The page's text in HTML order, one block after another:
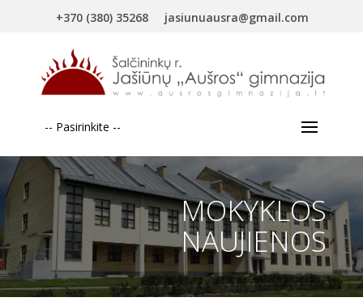
+370 (380) 35268 jasiunuausra@gmail.com
-- Pasirinkite --
MOKYKLOS
NAUJIENOS